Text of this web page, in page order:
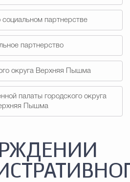
организации
партнерстве
партнерство
округа Верхняя Пышма
палаты городского округа
Пышма